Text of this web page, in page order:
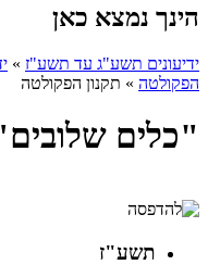
הינך נמצא כאן
ידיעונים תשע"ג עד תשע"ז »
הפקולטה » תקנון הפקולטה
"כלים
תשע"ז